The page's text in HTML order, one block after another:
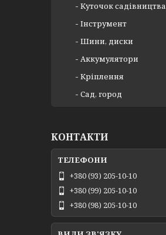
Куточок садівництва
Інструмент
Шини, диски
Аккумулятори
Кріплення
Сад, город
КОНТАКТИ
+380 (93) 205-10-10
+380 (99) 205-10-10
+380 (98) 205-10-10